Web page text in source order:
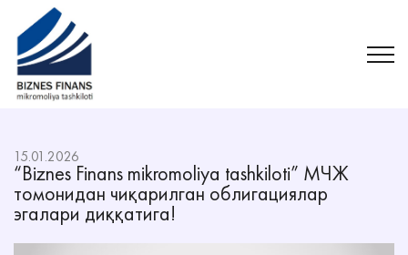
“Biznes Finans mikromoliya tashkiloti” МЧЖ
томонидан чиқарилган облигациялар
эгалари диққатига!
15.01.2026